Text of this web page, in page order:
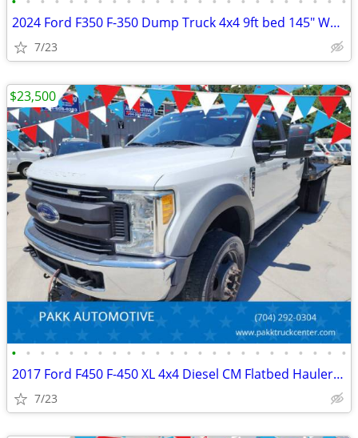
2024 Ford F350 F-350 Dump Truck 4x4 9ft bed 145" WB 7.3 v8 Gas Motor
7/23
• • • • • • • • • • • • • • • • • • • • • • • •
2017 Ford F450 F-450 XL 4x4 Diesel CM Flatbed Hauler Farm Work Truck
7/23
$23,500